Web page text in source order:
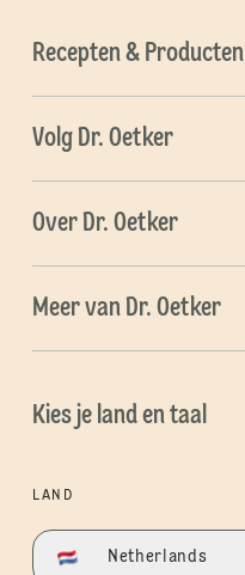
Recepten & Producten
Volg Dr. Oetker
Over Dr. Oetker
Meer van Dr. Oetker
Kies je land en taal
LAND
Netherlands